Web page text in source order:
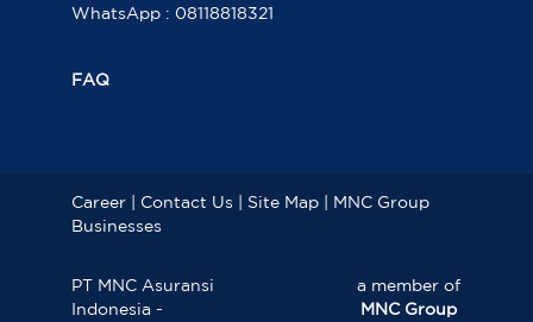
WhatsApp : 08118818321
FAQ
Career| Contact Us Site Map|
MNC Group
Businesses
PT MNC Asuransi
Indonesia -
a member of
MNC Group